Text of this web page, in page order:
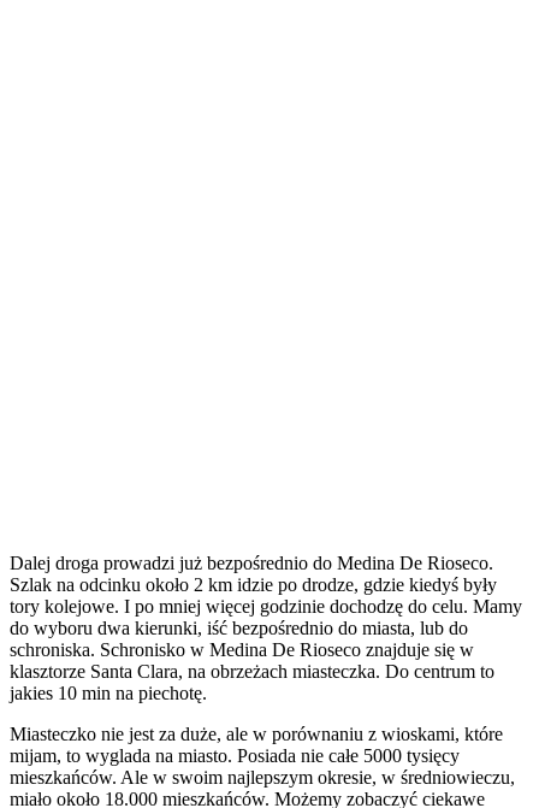
Dalej droga prowadzi już bezpośrednio do Medina De Rioseco.
Szlak na odcinku około 2 km idzie po drodze, gdzie kiedyś były
tory kolejowe. I po mniej więcej godzinie dochodzę do celu. Mamy
do wyboru dwa kierunki, iść bezpośrednio do miasta, lub do
schroniska. Schronisko w Medina De Rioseco znajduje się w
klasztorze Santa Clara, na obrzeżach miasteczka. Do centrum to
jakies 10 min na piechotę.
Miasteczko nie jest za duże, ale w porównaniu z wioskami, które
mijam, to wyglada na miasto. Posiada nie całe 5000 tysięcy
mieszkańców. Ale w swoim najlepszym okresie, w średniowieczu,
miało około 18.000 mieszkańców. Możemy zobaczyć ciekawe